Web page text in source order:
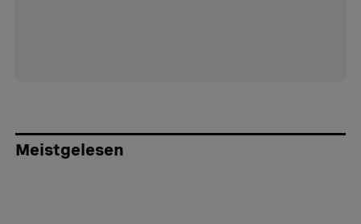
Meistgelesen